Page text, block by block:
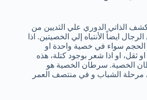
الذاتي الدوري علي الثديين من
ايضاً الأنتباه إلي الخصيتين. اذا
سواء في خصية واحدة او
او ثقل، او اذا شعر بوجود كتلة، هذه
الخصية. سرطان الخصية هو
مرحلة الشباب و في منتصف العمر